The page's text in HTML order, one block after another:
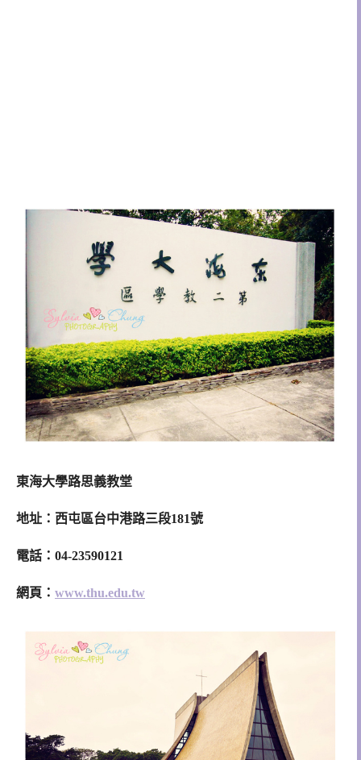
東海大學路思義教堂
地址：西屯區台中港路三段181號
電話： 04-23590121
網頁： www.thu.edu.tw